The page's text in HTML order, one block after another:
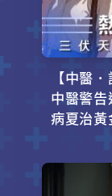
【中醫
中醫警
病夏治黃